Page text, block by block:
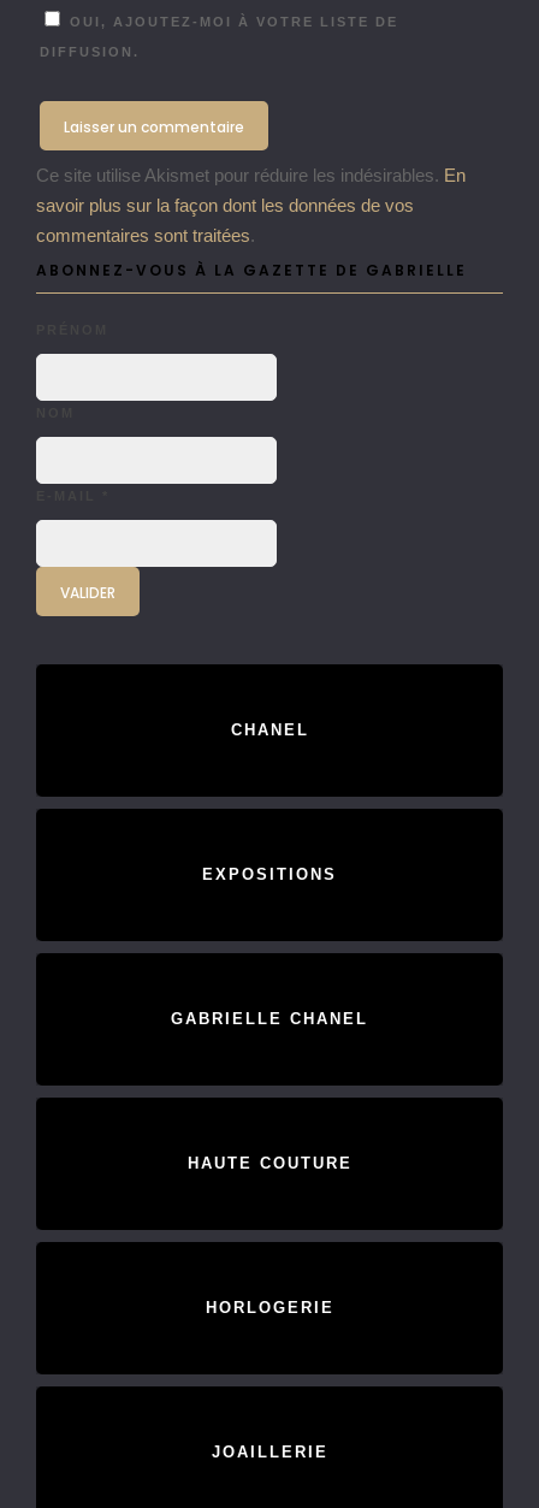
OUI, AJOUTEZ-MOI À VOTRE LISTE DE
DIFFUSION.
Ce site utilise Akismet pour réduire les indésirables. En
savoir plus sur la façon dont les données de vos
commentaires sont traitées.
ABONNEZ-VOUS À LA GAZETTE DE GABRIELLE
CHANEL
EXPOSITIONS
GABRIELLE CHANEL
HAUTE COUTURE
HORLOGERIE
JOAILLERIE